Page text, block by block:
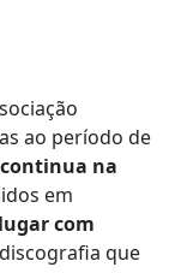
ao período de
na
em
com
que